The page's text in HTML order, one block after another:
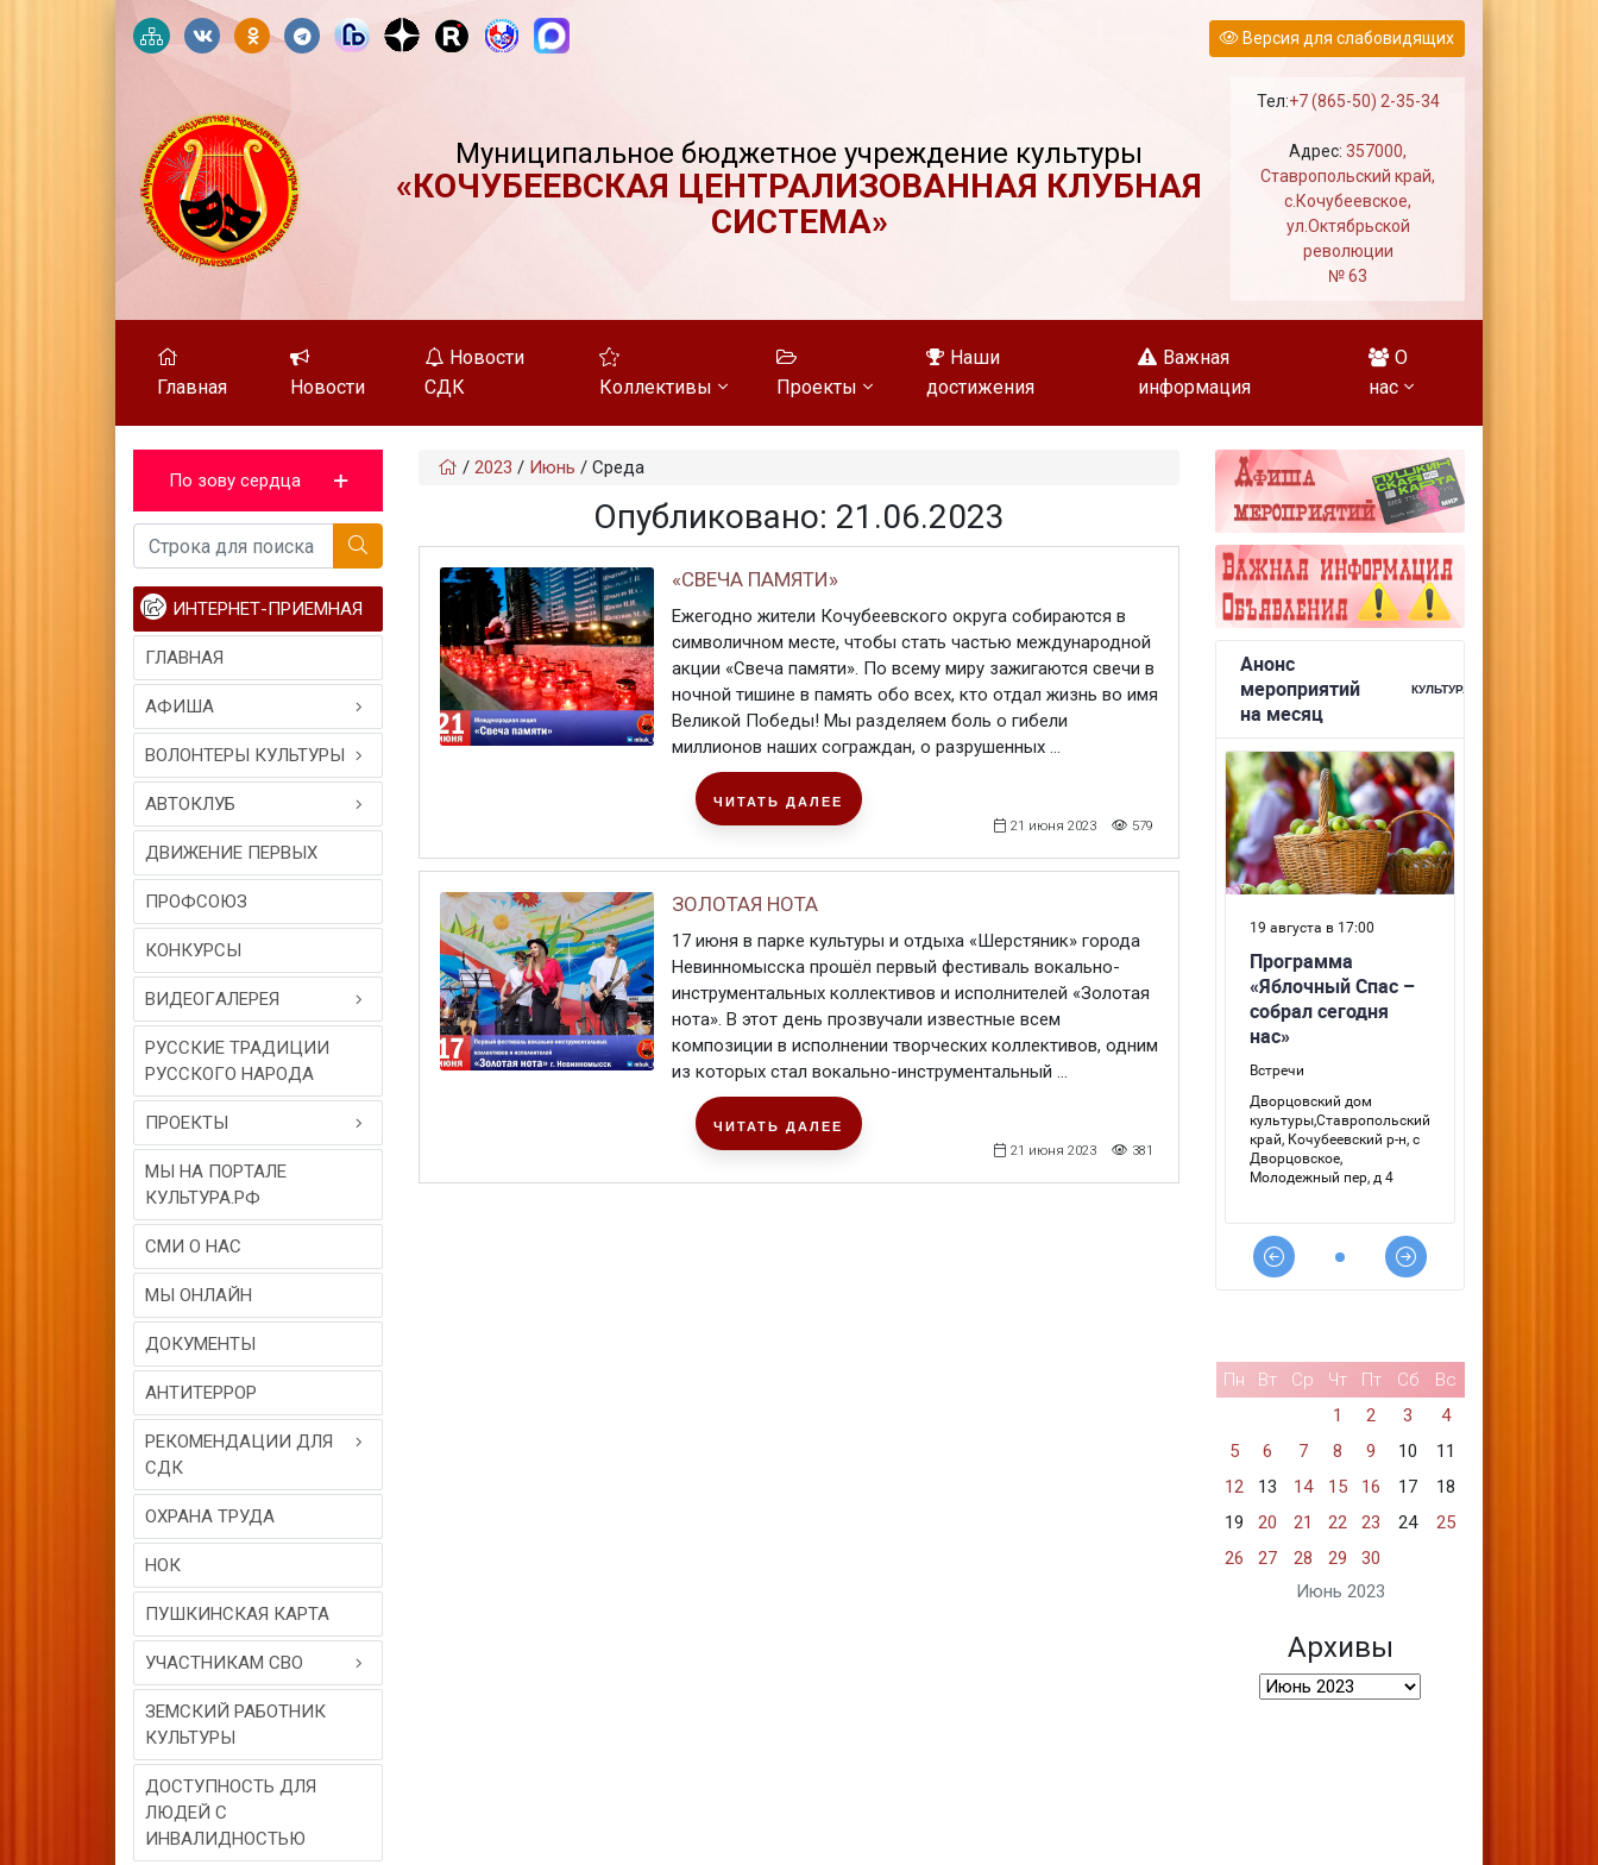
Версия для слабовидящих
Муниципальное бюджетное учреждение культуры
«КОЧУБЕЕВСКАЯ ЦЕНТРАЛИЗОВАННАЯ КЛУБНАЯ
СИСТЕМА»
Тел:+7 (865-50) 2-35-34
Адрес:357000,
Ставропольский край,
с.Кочубеевское,
ул.Октябрьской
революции
№ 63
Главная Новости
Новости
СДК
Коллективы Проекты
Наши
достижения
Важная
информация
О
нас
По зову сердца
ИНТЕРНЕТ-ПРИЕМНАЯ
ГЛАВНАЯ
АФИША
ВОЛОНТЕРЫ КУЛЬТУРЫ
АВТОКЛУБ
ДВИЖЕНИЕ ПЕРВЫХ
ПРОФСОЮЗ
КОНКУРСЫ
ВИДЕОГAЛЕРЕЯ
РУССКИЕ ТРАДИЦИИ
РУССКОГО НАРОДА
ПРОЕКТЫ
МЫ НА ПОРТАЛЕ
КУЛЬТУРА.РФ
СМИ О НАС
МЫ ОНЛАЙН
ДОКУМЕНТЫ
АНТИТЕРРОР
РЕКОМЕНДАЦИИ ДЛЯ
СДК
ОХРАНА ТРУДА
НОК
ПУШКИНСКАЯ КАРТА
УЧАСТНИКАМ СВО
ЗЕМСКИЙ РАБОТНИК
КУЛЬТУРЫ
ДОСТУПНОСТЬ ДЛЯ
ЛЮДЕЙ С
ИНВАЛИДНОСТЬЮ
/ 2023 / Июнь / Среда
Опубликовано: 21.06.2023
«СВЕЧА ПАМЯТИ»
Ежегодно жители Кочубеевского округа собираются в
символичном месте, чтобы стать частью международной
акции «Свеча памяти». По всему миру зажигаются свечи в
ночной тишине в память обо всех, кто отдал жизнь во имя
Великой Победы! Мы разделяем боль о гибели
миллионов наших сограждан, о разрушенных ...
21 июня 2023 579
ЧИТАТЬ ДАЛЕЕ
ЗОЛОТАЯ НОТА
17 июня в парке культуры и отдыха «Шерстяник» города
Невинномысска прошёл первый фестиваль вокально-
инструментальных коллективов и исполнителей «Золотая
нота». В этот день прозвучали известные всем
композиции в исполнении творческих коллективов, одним
из которых стал вокально-инструментальный ...
21 июня 2023 381
ЧИТАТЬ ДАЛЕЕ
Июнь 2023
Пн Вт Ср Чт Пт Сб
Вс
1
2 3
4
5
6 7 8 9 10
11
12
13 14 15 16 17
18
19
20 21 22 23 24
25
26
27 28 29 30
Архивы
Архивы